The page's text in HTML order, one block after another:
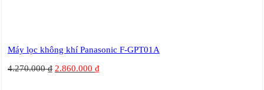
Máy lọc không khí Panasonic F-GPT01A
4.270.000₫ 2.860.000 ₫